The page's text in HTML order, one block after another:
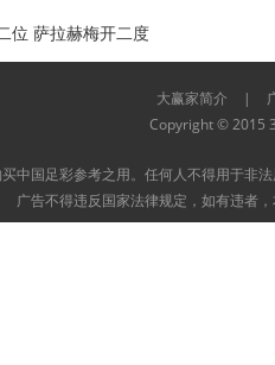
位 萨拉赫梅开二度
大赢家简介 |
Copyright © 2015
中国足彩参考之用。任何人不得用于非
广告不得违反国家法律规定，如有违者